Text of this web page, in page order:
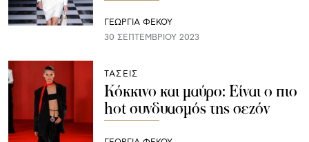
ΓΕΩΡΓΙΑ ΦΕΚΟΥ
30 ΣΕΠΤΕΜΒΡΊΟΥ 2023
ΤΑΣΕΙΣ
Κόκκινο και μαύρο: Είναι ο πιο
hot συνδυασμός της σεζόν